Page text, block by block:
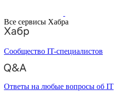
Все сервисы Хабра
Сообщество IT-специалистов
Ответы на любые вопросы об IT